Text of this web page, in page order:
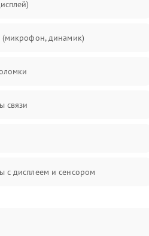
(микрофон, динамик)
связи
с дисплеем и сенсором